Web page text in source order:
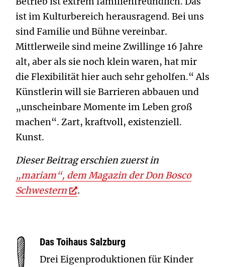
ist im Kulturbereich herausragend. Bei uns
sind Familie und Bühne vereinbar.
Mittlerweile sind meine Zwillinge 16 Jahre
alt, aber als sie noch klein waren, hat mir
die Flexibilität hier auch sehr geholfen.“ Als
Künstlerin will sie Barrieren abbauen und
„unscheinbare Momente im Leben groß
machen“. Zart, kraftvoll, existenziell.
Kunst.
Dieser Beitrag erschien zuerst in
„mariam“, dem Magazin der Don Bosco
Schwestern
.
Das Toihaus Salzburg
Drei Eigenproduktionen für Kinder